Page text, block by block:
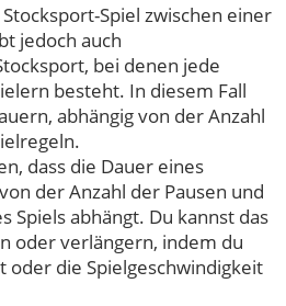
Spiel zwischen einer
jedoch auch
bei denen jede
besteht. In diesem Fall
abhängig von der Anzahl
dass die Dauer eines
der Anzahl der Pausen und
Spiels abhängt. Du kannst das
oder verlängern, indem du
oder die Spielgeschwindigkeit